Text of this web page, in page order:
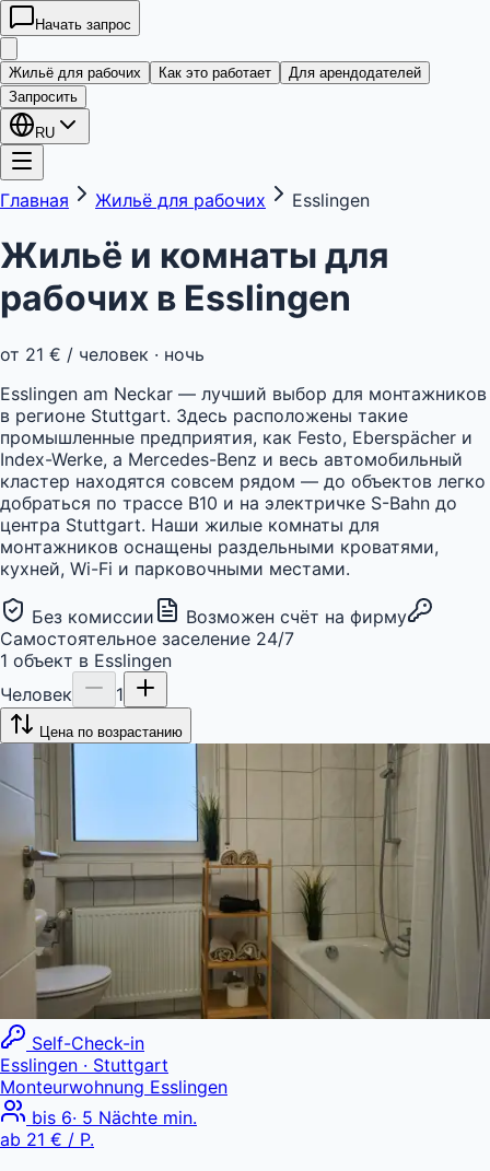
Начать запрос
kwatera24
Жильё для рабочих Как это работает
Для арендодателей
Запросить
RU
Главная Жильё для рабочих Esslingen
Жильё и комнаты для
рабочих в Esslingen
от 21 € / человек · ночь
Esslingen am Neckar — лучший выбор для монтажников
в регионе Stuttgart. Здесь расположены такие
промышленные предприятия, как Festo, Eberspächer и
Index-Werke, а Mercedes-Benz и весь автомобильный
кластер находятся совсем рядом — до объектов легко
добраться по трассе B10 и на электричке S-Bahn до
центра Stuttgart. Наши жилые комнаты для
монтажников оснащены раздельными кроватями,
кухней, Wi-Fi и парковочными местами.
Без комиссии
Возможен счёт на фирму
Самостоятельное заселение 24/7
1 объект в Esslingen
Человек
1
Цена по возрастанию
Self-Check-in
Esslingen · Stuttgart
Monteurwohnung Esslingen
bis 6· 5 Nächte min.
ab 21 € / P.